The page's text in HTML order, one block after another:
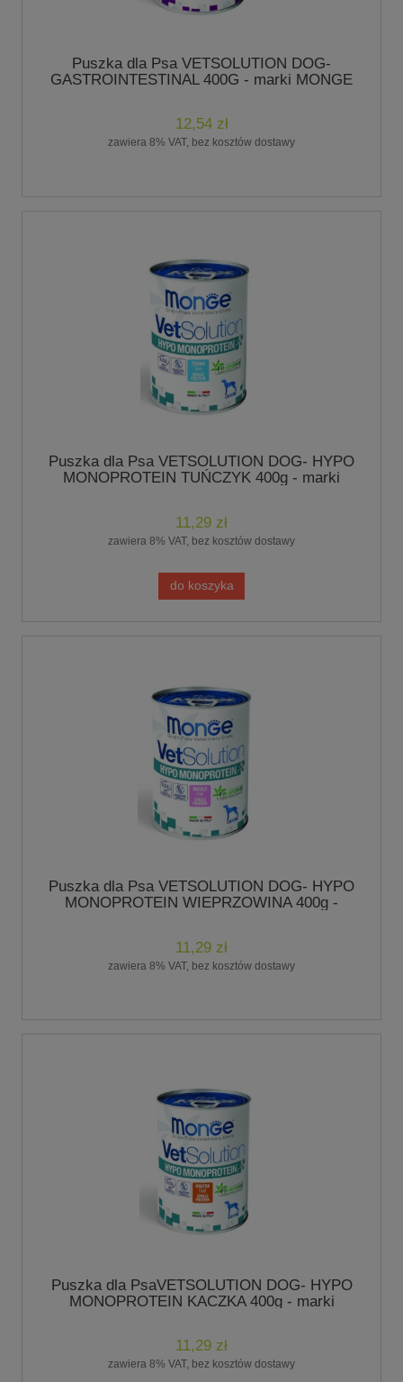
Puszka dla Psa VETSOLUTION DOG-
GASTROINTESTINAL 400G - marki MONGE
12,54 zł
zawiera 8% VAT, bez kosztów dostawy
Puszka dla Psa VETSOLUTION DOG- HYPO
MONOPROTEIN TUŃCZYK 400g - marki
11,29 zł
zawiera 8% VAT, bez kosztów dostawy
do koszyka
Puszka dla Psa VETSOLUTION DOG- HYPO
MONOPROTEIN WIEPRZOWINA 400g -
11,29 zł
zawiera 8% VAT, bez kosztów dostawy
Puszka dla PsaVETSOLUTION DOG- HYPO
MONOPROTEIN KACZKA 400g - marki
11,29 zł
zawiera 8% VAT, bez kosztów dostawy